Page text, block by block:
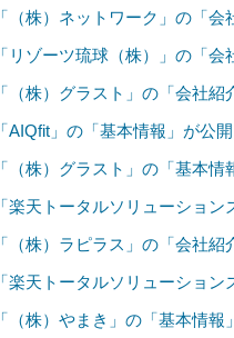
「（株）ネットワーク」の「会
「リゾーツ琉球（株）」の「会
「（株）グラスト」の「会社
「AIQfit」の「基本情報」が公
「（株）グラスト」の「基本情
「楽天トータルソリューショ
「（株）ラピラス」の「会社紹
「楽天トータルソリューショ
「（株）やまき」の「基本情報